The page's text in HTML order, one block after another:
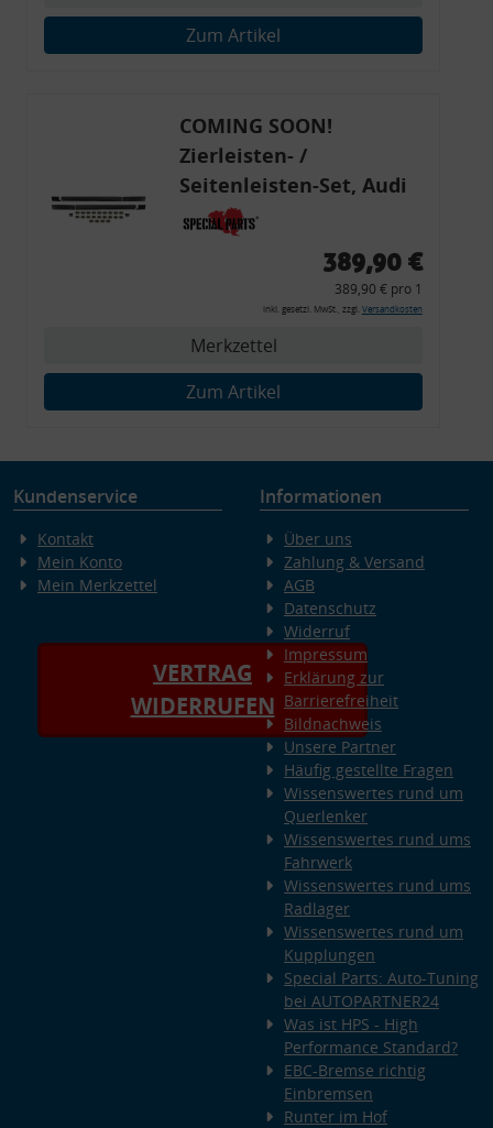
Zum Artikel
COMING SOON!
Zierleisten- /
Seitenleisten-Set, Audi
80 Cabrio, Coupe, S2, (6x
Zierleiste, 2x Kappe,
Montagewerkzeug)
389,90 €
389,90 € pro 1
inkl. gesetzl. MwSt., zzgl. Versandkosten
Merkzettel
Zum Artikel
Kundenservice
Kontakt
Mein Konto
Mein Merkzettel
VERTRAG
WIDERRUFEN
Informationen
Über uns
Zahlung & Versand
AGB
Datenschutz
Widerruf
Impressum
Erklärung zur
Barrierefreiheit
Bildnachweis
Unsere Partner
Häufig gestellte Fragen
Wissenswertes rund um
Querlenker
Wissenswertes rund ums
Fahrwerk
Wissenswertes rund ums
Radlager
Wissenswertes rund um
Kupplungen
Special Parts: Auto-Tuning
bei AUTOPARTNER24
Was ist HPS - High
Performance Standard?
EBC-Bremse richtig
Einbremsen
Runter im Hof
Verwendung genauer Standortdaten
Endgeräteeigenschaften zur Identifikation aktiv abfragen